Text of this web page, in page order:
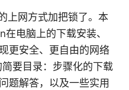
上网方式加把锁了。本
电脑上的下载安装、
更安全、更自由的网络
要目录：步骤化的下载
题解答，以及一些实用